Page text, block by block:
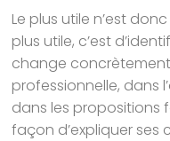
Le plus utile n’est
plus utile, c’est
change
professionnelle, dans
dans les propositions
façon d’expliquer ses